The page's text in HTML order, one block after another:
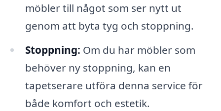
möbler till något som ser nytt ut
genom att byta tyg och stoppning.
Stoppning: Om du har möbler som
behöver ny stoppning, kan en
tapetserare utföra denna service för
både komfort och estetik.